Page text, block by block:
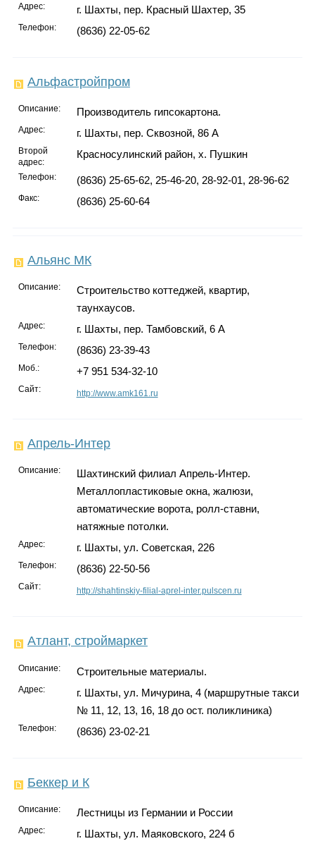
Адрес: г. Шахты, пер. Красный Шахтер, 35
Телефон: (8636) 22-05-62
Альфастройпром
Описание: Производитель гипсокартона.
Адрес: г. Шахты, пер. Сквозной, 86 А
Второй
адрес:
Красносулинский район, х. Пушкин
Телефон: (8636) 25-65-62, 25-46-20, 28-92-01, 28-96-62
Факс: (8636) 25-60-64
Альянс МК
Описание:
Строительство коттеджей, квартир,
таунхаусов.
Адрес: г. Шахты, пер. Тамбовский, 6 А
Телефон: (8636) 23-39-43
Моб.: +7 951 534-32-10
Сайт: http://www.amk161.ru
Апрель-Интер
Описание:
Шахтинский филиал Апрель-Интер.
Металлопластиковые окна, жалюзи,
автоматические ворота, ролл-ставни,
натяжные потолки.
Адрес: г. Шахты, ул. Советская, 226
Телефон: (8636) 22-50-56
Сайт: http://shahtinskiy-filial-aprel-inter.pulscen.ru
Атлант, строймаркет
Описание: Строительные материалы.
Адрес:
г. Шахты, ул. Мичурина, 4 (маршрутные такси
№ 11, 12, 13, 16, 18 до ост. поликлиника)
Телефон: (8636) 23-02-21
Беккер и К
Описание: Лестницы из Германии и России
Адрес: г. Шахты, ул. Маяковского, 224 б